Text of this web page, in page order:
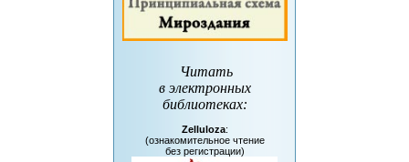
Читать
в электронных
библиотеках:
Zelluloza:
(ознакомительное чтение
без регистрации)